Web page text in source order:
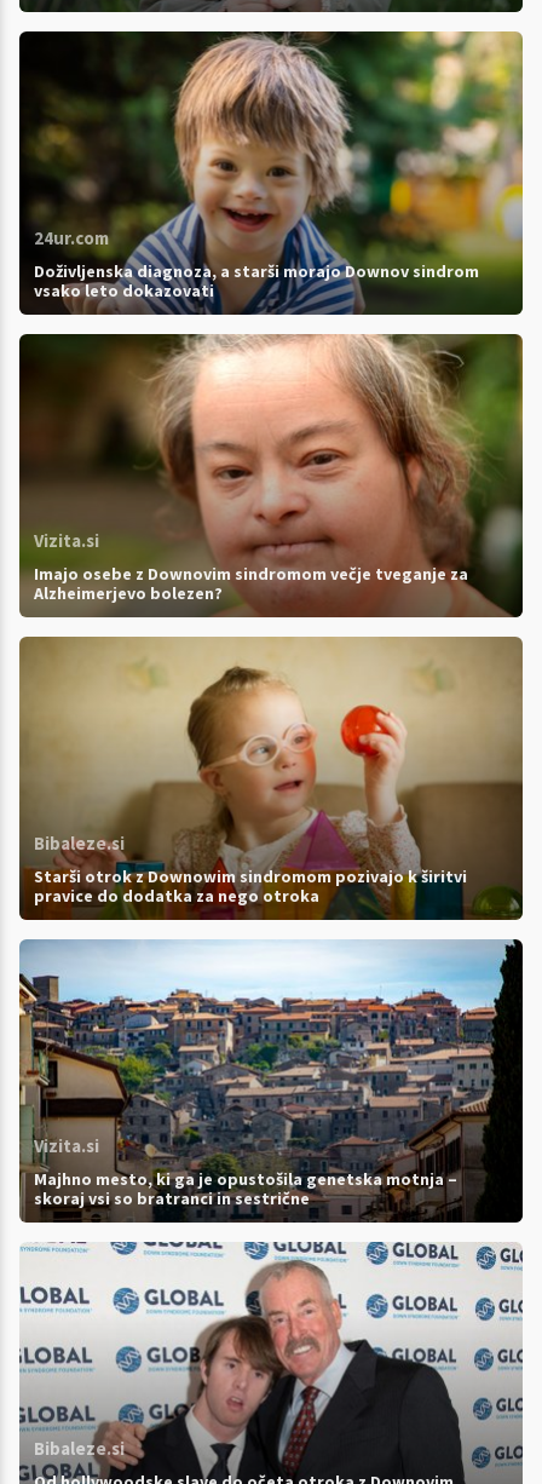
24ur.com
Doživljenska diagnoza, a starši morajo Downov sindrom
vsako leto dokazovati
Vizita.si
Imajo osebe z Downovim sindromom večje tveganje za
Alzheimerjevo bolezen?
Bibaleze.si
Starši otrok z Downowim sindromom pozivajo k širitvi
pravice do dodatka za nego otroka
Vizita.si
Majhno mesto, ki ga je opustošila genetska motnja –
skoraj vsi so bratranci in sestrične
Bibaleze.si